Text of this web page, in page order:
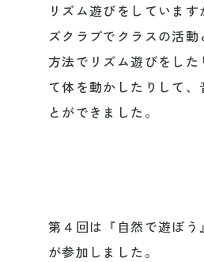
リズム遊びをしていま
ズクラブでクラスの活
方法でリズム遊びをした
て体を動かしたりして、
とができました。
第４回は『自然で遊ぼう
が参加しました。